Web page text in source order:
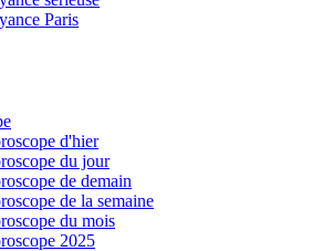
Paris
d'hier
du jour
de demain
de la semaine
du mois
2025